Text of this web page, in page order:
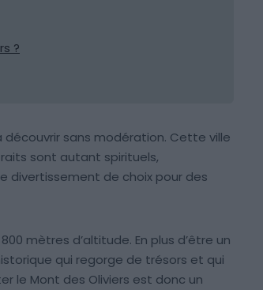
?
sans modération. Cette ville
sont autant spirituels,
divertissement de choix pour des
mètres d’altitude. En plus d’être un
qui regorge de trésors et qui
le Mont des Oliviers est donc un